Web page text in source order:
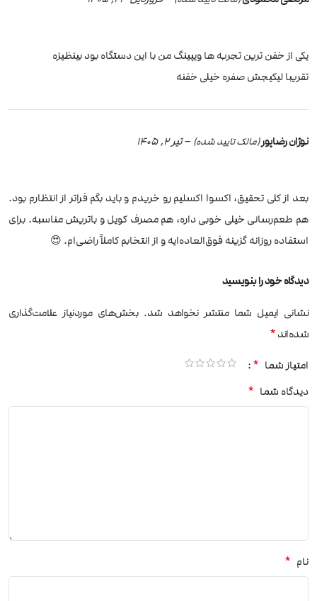
یکی از خفن ترین تجربه ها ویپینگ من با این دستگاه بود بینظیزه
تقریبا لیکیجش صفره خیلی خفنه
نوژان رضاپور(مالک تایید شده) –تیر 2, 1405
بعد از کلی تحقیق، اکسوا اکسلیم رو خریدم و باید بگم فراتر از انتظارم بود.
هم طعم‌رسانی خیلی خوبی داره، هم مصرف کویل و باتریش مناسبه. برای
استفاده روزانه گزینه فوق‌العاده‌ایه و از انتخابم کاملاً راضی‌ام. 😍
دیدگاه خود را بنویسید
نشانی ایمیل شما منتشر نخواهد شد. بخش‌های موردنیاز علامت‌گذاری
شده‌اند*
امتیاز شما *
دیدگاه شما *
نام *